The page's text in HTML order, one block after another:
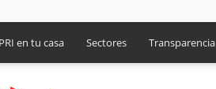
PRI en tu casa Sectores Transparencia